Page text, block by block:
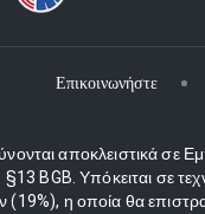
Επικοινωνήστε
αποκλειστικά σε
§13 BGB. Υπόκειται σε
η οποία θα